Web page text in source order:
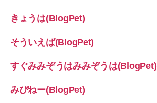
きょうは(BlogPet)
そういえば(BlogPet)
すぐみみぞうはみみぞうは(BlogPet)
みぴねー(BlogPet)